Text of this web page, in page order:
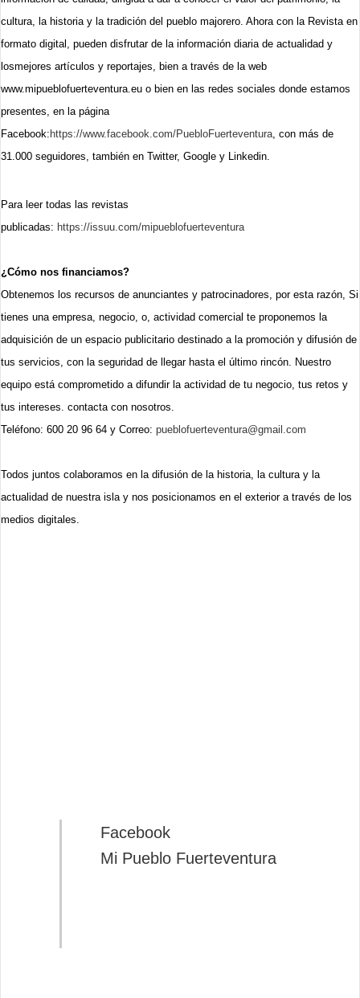
cultura, la historia y la tradición del pueblo majorero. Ahora con la Revista en
formato digital, pueden disfrutar de la información diaria de actualidad y
losmejores artículos y reportajes, bien a través de la web
www.mipueblofuerteventura.eu o bien en las redes sociales donde estamos
presentes, en la página
Facebook: https://www.facebook.com/PuebloFuerteventura, con más de
31.000 seguidores, también en Twitter, Google y Linkedin.
Para leer todas las revistas
publicadas: https://issuu.com/mipueblofuerteventura
¿Cómo nos financiamos?
Obtenemos los recursos de anunciantes y patrocinadores, por esta razón, Si
tienes una empresa, negocio, o, actividad comercial te proponemos la
adquisición de un espacio publicitario destinado a la promoción y difusión de
tus servicios, con la seguridad de llegar hasta el último rincón. Nuestro
equipo está comprometido a difundir la actividad de tu negocio, tus retos y
tus intereses. contacta con nosotros.
Teléfono: 600 20 96 64 y Correo: pueblofuerteventura@gmail.com
Todos juntos colaboramos en la difusión de la historia, la cultura y la
actualidad de nuestra isla y nos posicionamos en el exterior a través de los
medios digitales.
Facebook
Mi Pueblo Fuerteventura